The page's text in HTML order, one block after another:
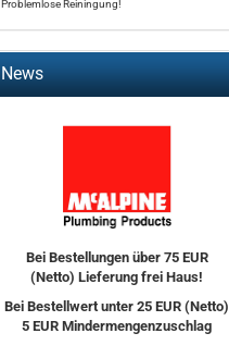
Problemlose Reiningung!
News
Bei Bestellungen über 75 EUR
(Netto) Lieferung frei Haus!
Bei Bestellwert unter 25 EUR (Netto)
5 EUR Mindermengenzuschlag